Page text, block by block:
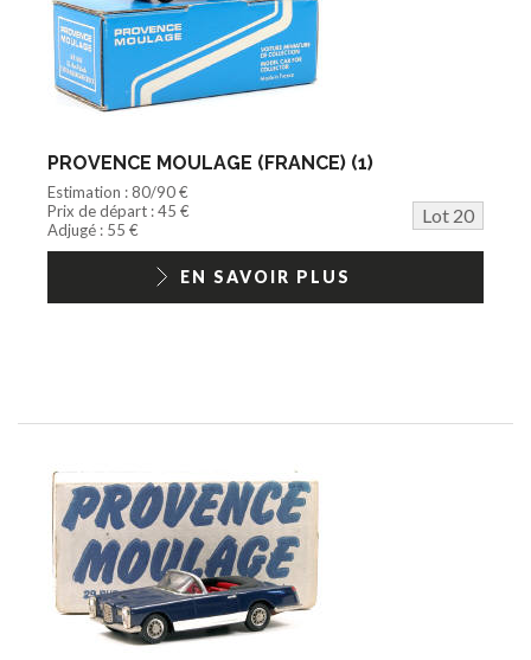
PROVENCE MOULAGE (FRANCE) (1)
Estimation : 80/90 €
Prix de départ : 45 €
Lot 20
Adjugé : 55 €
EN SAVOIR PLUS